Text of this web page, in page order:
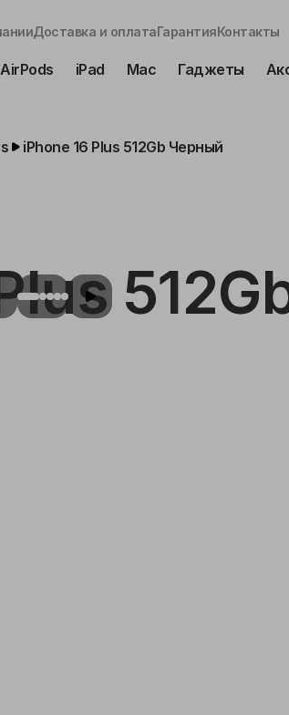
Доставка и оплатаГарантияКонтакты
AirPods iPad Mac Гаджеты
iPhone 16 Plus 512Gb Черный